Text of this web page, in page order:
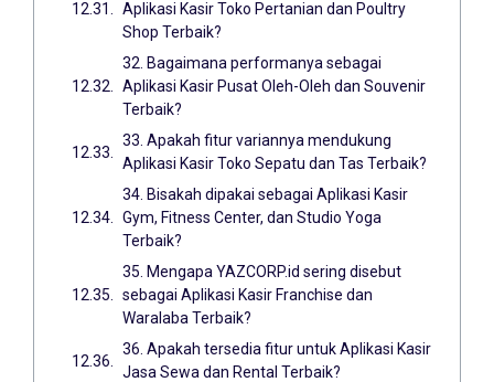
Aplikasi Kasir Toko Pertanian dan Poultry
Shop Terbaik?
32. Bagaimana performanya sebagai
Aplikasi Kasir Pusat Oleh-Oleh dan Souvenir
Terbaik?
33. Apakah fitur variannya mendukung
Aplikasi Kasir Toko Sepatu dan Tas Terbaik?
34. Bisakah dipakai sebagai Aplikasi Kasir
Gym, Fitness Center, dan Studio Yoga
Terbaik?
35. Mengapa YAZCORP.id sering disebut
sebagai Aplikasi Kasir Franchise dan
Waralaba Terbaik?
36. Apakah tersedia fitur untuk Aplikasi Kasir
Jasa Sewa dan Rental Terbaik?